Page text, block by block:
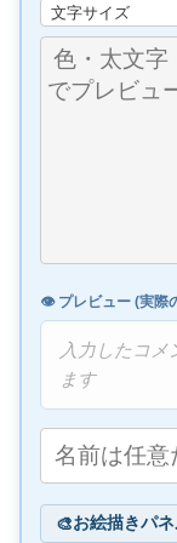
👁️ プレビュー (実際
入力したコ
ます
🎨お絵描きパネ